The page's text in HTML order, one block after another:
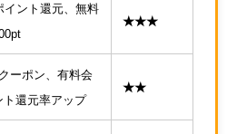
イント還元、無料
★★★
ーポン、有料会
ト還元率アップ
★★